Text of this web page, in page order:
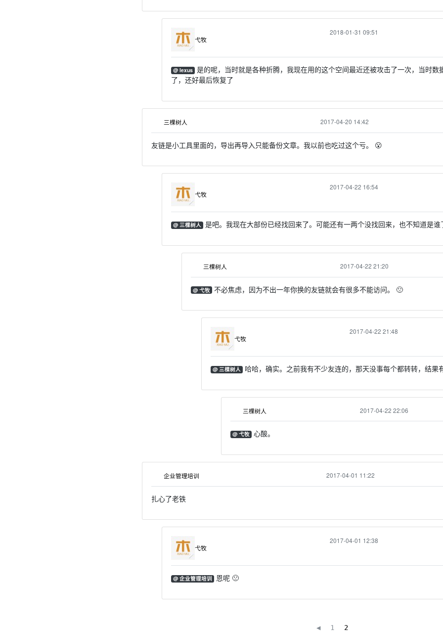
弋牧
2018-01-31 09:51
@ lexus 是的呢，当时就是各种折腾，我现在用的这个空间最近还被攻击了一次，当时数
了，还好最后恢复了
三棵树人 2017-04-20 14:42
友链是小工具里面的，导出再导入只能备份文章。我以前也吃过这个亏。 😮
弋牧
2017-04-22 16:54
@ 三棵树人 是吧。我现在大部份已经找回来了。可能还有一两个没找回来，也不知道是谁
三棵树人 2017-04-22 21:20
@ 弋牧 不必焦虑，因为不出一年你换的友链就会有很多不能访问。 🙁
弋牧
2017-04-22 21:48
@ 三棵树人 哈哈，确实。之前我有不少友连的，那天没事每个都转转，结果
三棵树人 2017-04-22 22:06
@ 弋牧 心酸。
企业管理培训 2017-04-01 11:22
扎心了老铁
弋牧
2017-04-01 12:38
@ 企业管理培训 恩呢 🙁
◀ 1 2